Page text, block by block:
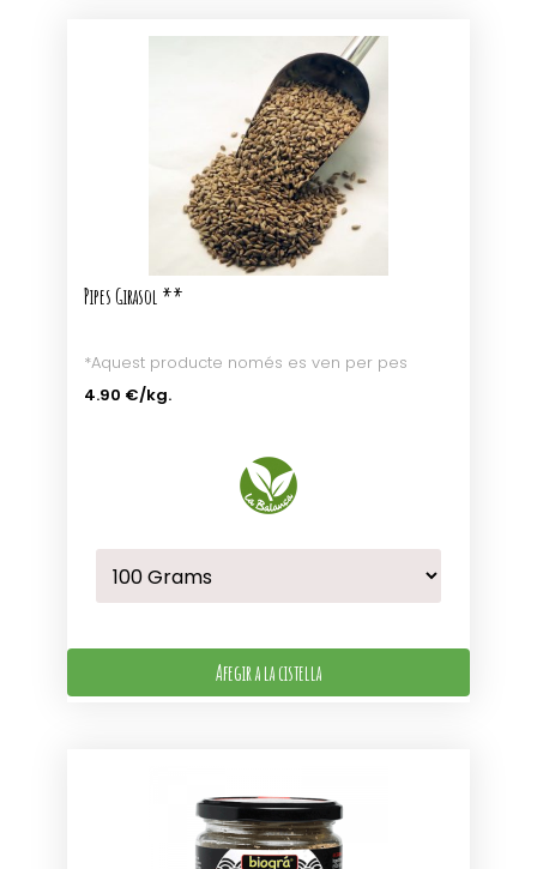
Pipes Girasol **
*Aquest producte només es ven per pes
4.90 €/kg.
Afegir a la cistella